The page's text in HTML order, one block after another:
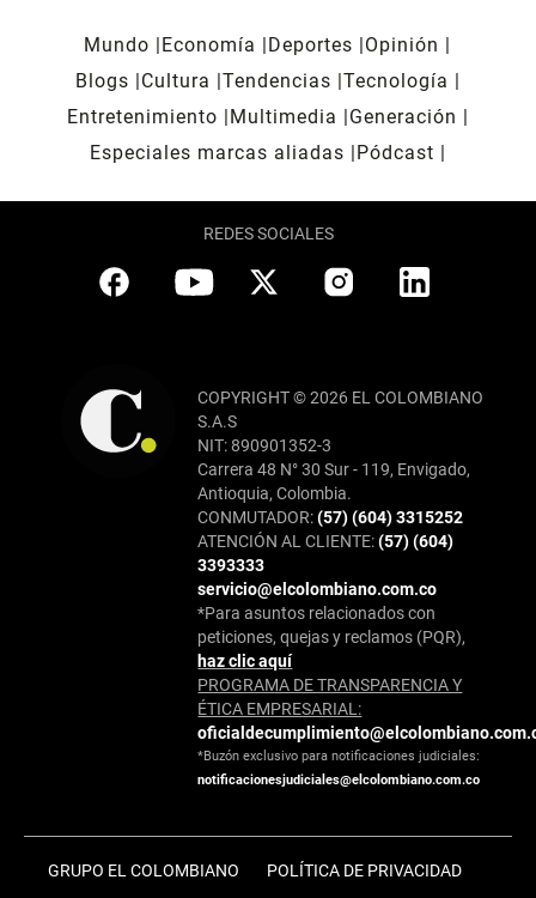
Mundo Economía Deportes
Opinión
Blogs
Cultura Tendencias Tecnología
Entretenimiento
Multimedia
Generación
Especiales marcas aliadas
Pódcast
REDES SOCIALES
COPYRIGHT © 2026 EL COLOMBIANO
S.A.S
NIT: 890901352-3
Carrera 48 N° 30 Sur - 119, Envigado,
Antioquia, Colombia.
CONMUTADOR:(57) (604) 3315252
ATENCIÓN AL CLIENTE:(57) (604)
3393333
servicio@elcolombiano.com.co
*Para asuntos relacionados con
peticiones, quejas y reclamos (PQR),
haz clic aquí
PROGRAMA DE TRANSPARENCIA Y
ÉTICA EMPRESARIAL:
*Buzón exclusivo para notificaciones judiciales:
notificacionesjudiciales@elcolombiano.com.co
GRUPO EL COLOMBIANO POLÍTICA DE PRIVACIDAD